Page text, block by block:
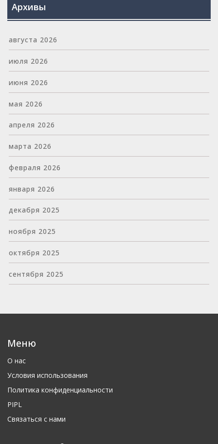
Архивы
августа 2026
июля 2026
июня 2026
мая 2026
апреля 2026
марта 2026
февраля 2026
января 2026
декабря 2025
ноября 2025
октября 2025
сентября 2025
Меню
О нас
Условия использования
Политика конфиденциальности
PIPL
Связаться с нами